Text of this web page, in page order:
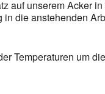
auf unserem Acker
die anstehenden
Temperaturen um